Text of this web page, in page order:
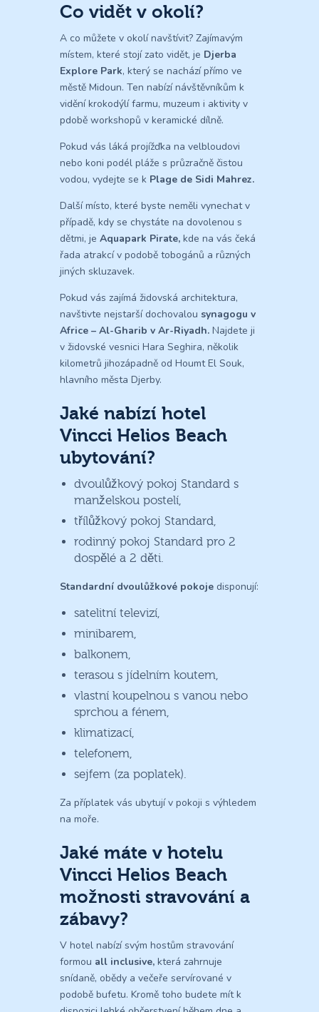
Co vidět v okolí?
A co můžete v okolí navštívit? Zajímavým
místem, které stojí zato vidět, je Djerba
Explore Park, který se nachází přímo ve
městě Midoun. Ten nabízí návštěvníkům k
vidění krokodýlí farmu, muzeum i aktivity v
pdobě workshopů v keramické dílně.
Pokud vás láká projížďka na velbloudovi
nebo koni podél pláže s průzračně čistou
vodou, vydejte se k Plage de Sidi Mahrez.
Další místo, které byste neměli vynechat v
případě, kdy se chystáte na dovolenou s
dětmi, je Aquapark Pirate, kde na vás čeká
řada atrakcí v podobě tobogánů a různých
jiných skluzavek.
Pokud vás zajímá židovská architektura,
navštivte nejstarší dochovalou synagogu v
Africe – Al-Gharib v Ar-Riyadh. Najdete ji
v židovské vesnici Hara Seghira, několik
kilometrů jihozápadně od Houmt El Souk,
hlavního města Djerby.
Jaké nabízí hotel
Vincci Helios Beach
ubytování?
dvoulůžkový pokoj Standard s
manželskou postelí,
třílůžkový pokoj Standard,
rodinný pokoj Standard pro 2
dospělé a 2 děti.
Standardní dvoulůžkové pokoje disponují:
satelitní televizí,
minibarem,
balkonem,
terasou s jídelním koutem,
vlastní koupelnou s vanou nebo
sprchou a fénem,
klimatizací,
telefonem,
sejfem (za poplatek).
Za příplatek vás ubytují v pokoji s výhledem
na moře.
Jaké máte v hotelu
Vincci Helios Beach
možnosti stravování a
zábavy?
V hotel nabízí svým hostům stravování
formou all inclusive, která zahrnuje
snídaně, obědy a večeře servírované v
podobě bufetu. Kromě toho budete mít k